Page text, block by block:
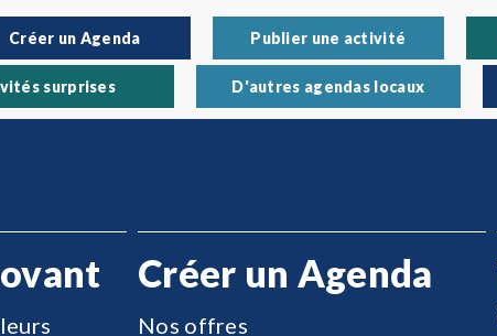
Créer un Agenda Publier une activité
surprises D'autres agendas locaux
Créer un Agenda
Nos offres